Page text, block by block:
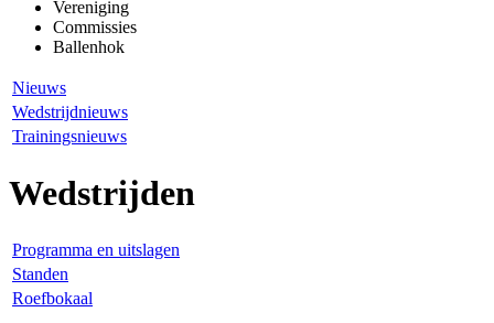
Vereniging
Commissies
Ballenhok
Nieuws
Wedstrijdnieuws
Trainingsnieuws
Wedstrijden
Programma en uitslagen
Standen
Roefbokaal